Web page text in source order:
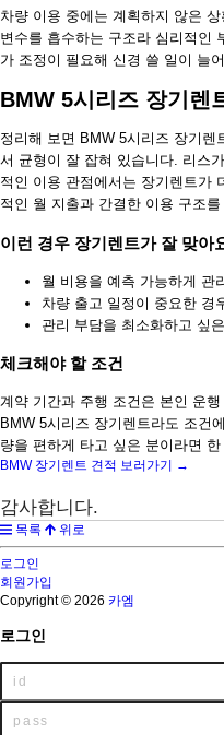
차량 이용 중에는 계획하지 않은
변수를 흡수하는 구조라 심리적인
가 조정이 필요해 신경 쓸 일이 늘
BMW 5시리즈 장기렌
정리해 보면 BMW 5시리즈 장기
서 균형이 잘 잡혀 있습니다. 리스
적인 이용 관점에서는 장기렌트가
적인 월 지출과 간결한 이용 구조
이런 경우 장기렌트가 잘 맞아
월 비용을 예측 가능하게 관
차량 출고 일정이 중요한 경
관리 부담을 최소화하고 싶
체크해야 할 조건
계약 기간과 주행 조건은 본인 운
BMW 5시리즈 장기렌트라도 조건
량을 편하게 타고 싶은 분이라면
BMW 장기렌트 견적 보러가기 →
감사합니다.
목록 위로
로그인
회원가입
Copyright © 2026 카엠
로그인